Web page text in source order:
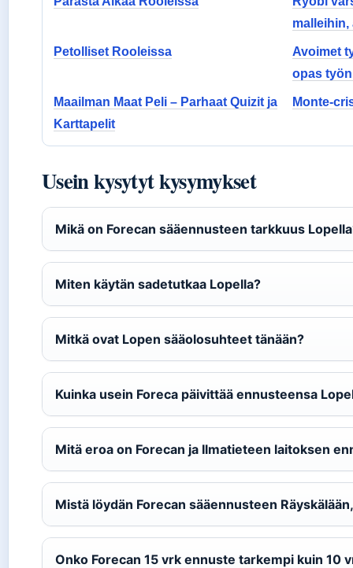
malleihin,
Petolliset Rooleissa
Avoimet
opas
Maailman Maat Peli – Parhaat Quizit ja
Karttapelit
Monte-
Usein kysytyt kysymykset
Mikä on Forecan sääennusteen tarkkuus
Miten käytän sadetutkaa Lopella?
Mitkä ovat Lopen sääolosuhteet tänään?
Kuinka usein Foreca päivittää ennusteensa
Mitä eroa on Forecan ja Ilmatieteen laitoksen
Mistä löydän Forecan sääennusteen
Onko Forecan 15 vrk ennuste tarkempi kuin 10